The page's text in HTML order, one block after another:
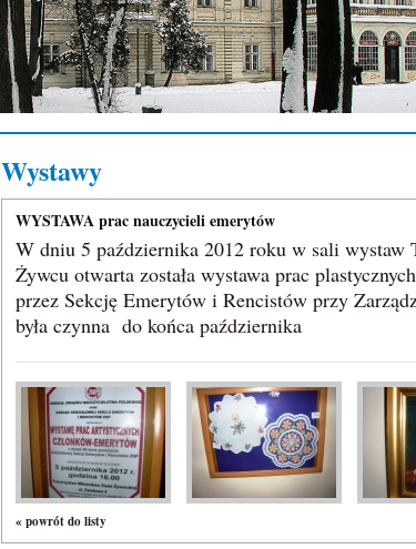
Wystawy
WYSTAWA prac nauczycieli emerytów
W dniu 5 października 2012 roku w sali
Żywcu otwarta została wystawa prac
przez Sekcję Emerytów i Rencistów przy
była czynna do końca października
« powrót do listy